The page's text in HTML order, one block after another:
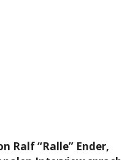
Ralf “Ralle” Ender,